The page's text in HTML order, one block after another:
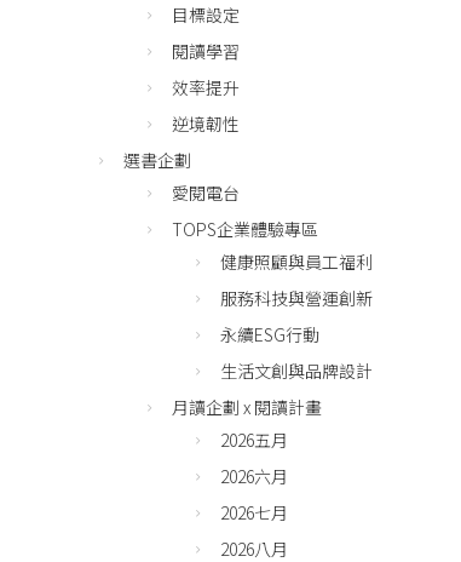
目標設定
閱讀學習
效率提升
逆境韌性
選書企劃
愛閱電台
TOPS企業體驗專區
健康照顧與員工福利
服務科技與營運創新
永續ESG行動
生活文創與品牌設計
月讀企劃 x 閱讀計畫
2026五月
2026六月
2026七月
2026八月